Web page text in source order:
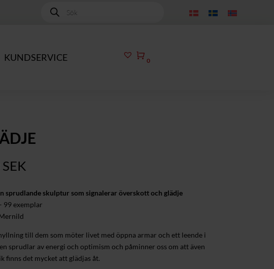
search
KUNDSERVICE 0
SEK
sprudlande skulptur som signalerar överskott och glädje
99 exemplar
till dem som möter livet med öppna armar och ett leende i
sprudlar av energi och optimism och påminner oss om att även
finns det mycket att glädjas åt.